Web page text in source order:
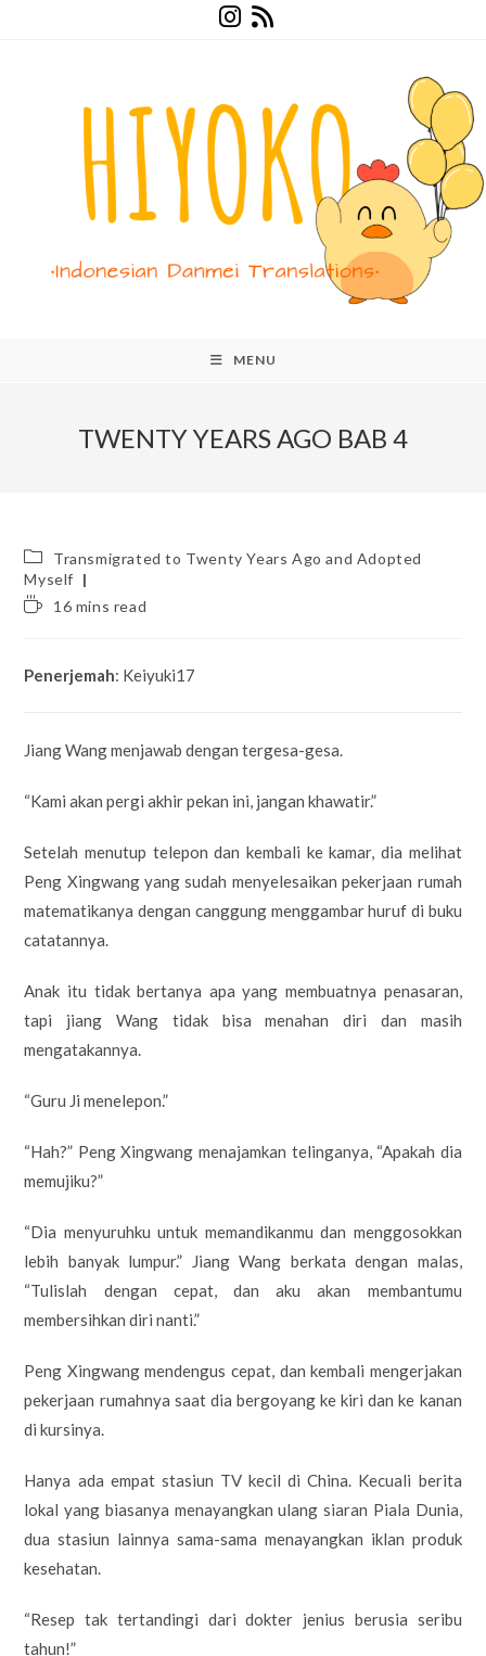
MENU
TWENTY YEARS AGO BAB 4
Post
category:
Transmigrated to Twenty Years Ago and Adopted
Myself
Reading16 mins read
Penerjemah: Keiyuki17
Jiang Wang menjawab dengan tergesa-gesa.
“Kami akan pergi akhir pekan ini, jangan khawatir.”
Setelah menutup telepon dan kembali ke kamar, dia melihat
Peng Xingwang yang sudah menyelesaikan pekerjaan rumah
matematikanya dengan canggung menggambar huruf di buku
catatannya.
Anak itu tidak bertanya apa yang membuatnya penasaran,
tapi jiang Wang tidak bisa menahan diri dan masih
mengatakannya.
“Guru Ji menelepon.”
“Hah?” Peng Xingwang menajamkan telinganya, “Apakah dia
memujiku?”
“Dia menyuruhku untuk memandikanmu dan menggosokkan
lebih banyak lumpur.” Jiang Wang berkata dengan malas,
“Tulislah dengan cepat, dan aku akan membantumu
membersihkan diri nanti.”
Peng Xingwang mendengus cepat, dan kembali mengerjakan
pekerjaan rumahnya saat dia bergoyang ke kiri dan ke kanan
di kursinya.
Hanya ada empat stasiun TV kecil di China. Kecuali berita
lokal yang biasanya menayangkan ulang siaran Piala Dunia,
dua stasiun lainnya sama-sama menayangkan iklan produk
kesehatan.
“Resep tak tertandingi dari dokter jenius berusia seribu
tahun!”